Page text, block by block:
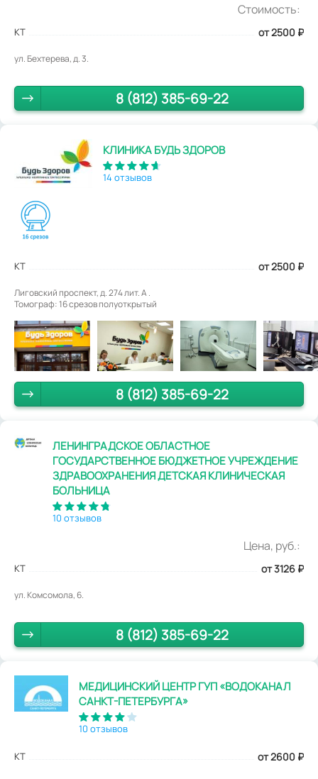
Стоимость:
КТ от 2500 ₽
ул. Бехтерева, д. 3.
8 (812) 385-69-22
КЛИНИКА БУДЬ ЗДОРОВ
14 отзывов
КТ от 2500 ₽
Лиговский проспект, д. 274 лит. А .
Томограф: 16 срезов полуоткрытый
8 (812) 385-69-22
ЛЕНИНГРАДСКОЕ ОБЛАСТНОЕ
ГОСУДАРСТВЕННОЕ БЮДЖЕТНОЕ УЧРЕЖДЕНИЕ
ЗДРАВООХРАНЕНИЯ ДЕТСКАЯ КЛИНИЧЕСКАЯ
БОЛЬНИЦА
10 отзывов
Цена, руб.:
КТ от 3126 ₽
ул. Комсомола, 6.
8 (812) 385-69-22
МЕДИЦИНСКИЙ ЦЕНТР ГУП «ВОДОКАНАЛ
САНКТ-ПЕТЕРБУРГА»
10 отзывов
КТ от 2600 ₽